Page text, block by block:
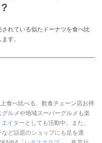
れている似たドーナツを食べ比
す。
食べ比べる、飲食チェーン店お持
ルメや地域スーパーグルメも楽
イター としても活動中。また、
ど話題のショップにも足を運